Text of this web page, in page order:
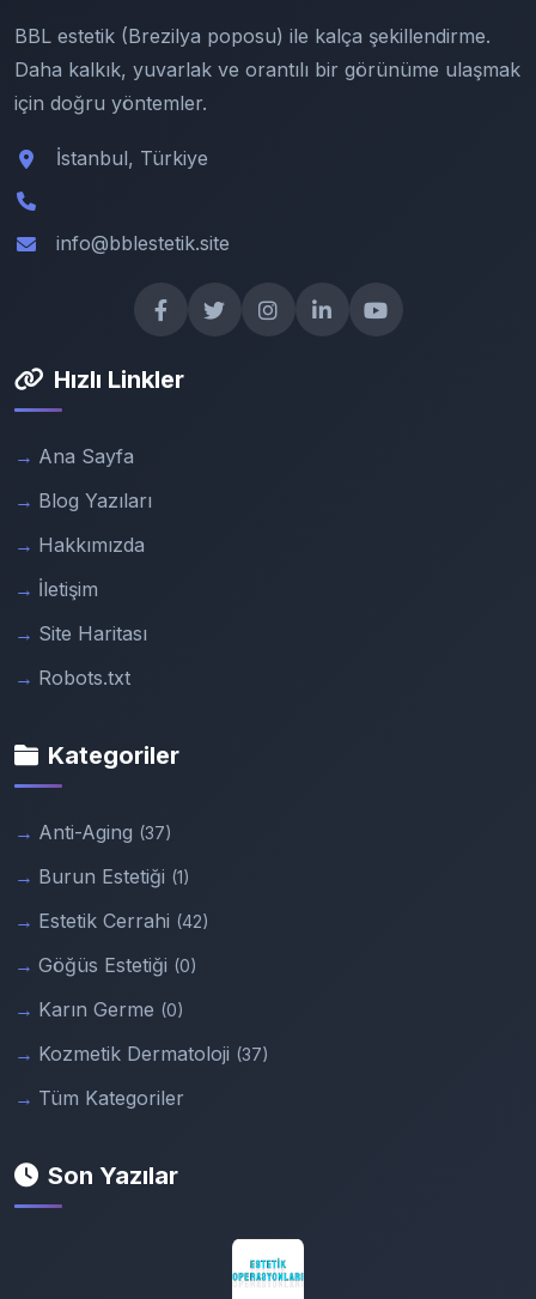
BBL estetik (Brezilya poposu) ile kalça şekillendirme.
Daha kalkık, yuvarlak ve orantılı bir görünüme ulaşmak
için doğru yöntemler.
İstanbul, Türkiye
info@bblestetik.site
Hızlı Linkler
Ana Sayfa
Blog Yazıları
Hakkımızda
İletişim
Site Haritası
Robots.txt
Kategoriler
Anti-Aging (37)
Burun Estetiği (1)
Estetik Cerrahi (42)
Göğüs Estetiği (0)
Karın Germe (0)
Kozmetik Dermatoloji (37)
Tüm Kategoriler
Son Yazılar